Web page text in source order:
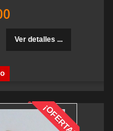
Ver detalles ...
¡OFERTA!